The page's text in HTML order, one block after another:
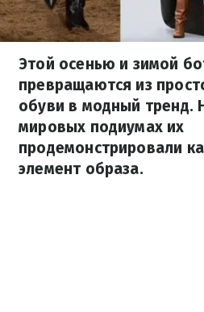
Этой осенью и зимой
превращаются из
обуви в модный тренд.
мировых подиумах их
продемонстрировали
элемент образа.